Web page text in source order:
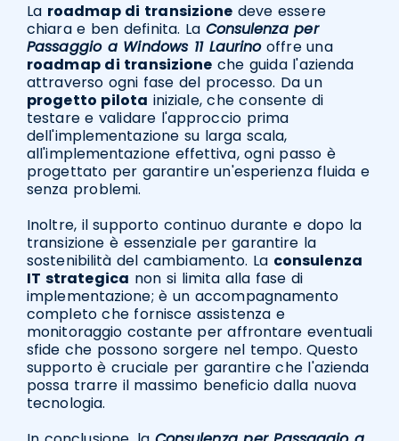
La roadmap di transizione deve essere
chiara e ben definita. La Consulenza per
Passaggio a Windows 11 Laurinooffre una
roadmap di transizione che guida l'azienda
attraverso ogni fase del processo. Da un
progetto pilota iniziale, che consente di
testare e validare l'approccio prima
dell'implementazione su larga scala,
all'implementazione effettiva, ogni passo è
progettato per garantire un'esperienza fluida e
senza problemi.
Inoltre, il supporto continuo durante e dopo la
transizione è essenziale per garantire la
sostenibilità del cambiamento. La consulenza
IT strategica non si limita alla fase di
implementazione; è un accompagnamento
completo che fornisce assistenza e
monitoraggio costante per affrontare eventuali
sfide che possono sorgere nel tempo. Questo
supporto è cruciale per garantire che l'azienda
possa trarre il massimo beneficio dalla nuova
tecnologia.